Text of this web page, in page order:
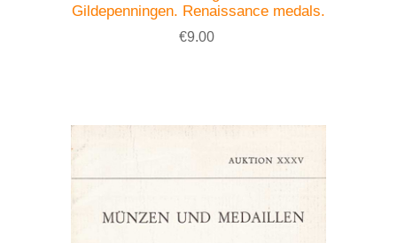
Gildepenningen. Renaissance medals.
€9.00